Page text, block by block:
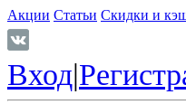
Акции Статьи Скидки и
Вход|